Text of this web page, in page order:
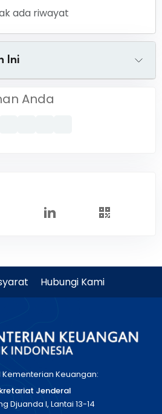
ada riwayat
Ini
Anda
Hubungi Kami
Kementerian Keuangan:
Jenderal
Djuanda I, Lantai 13-14